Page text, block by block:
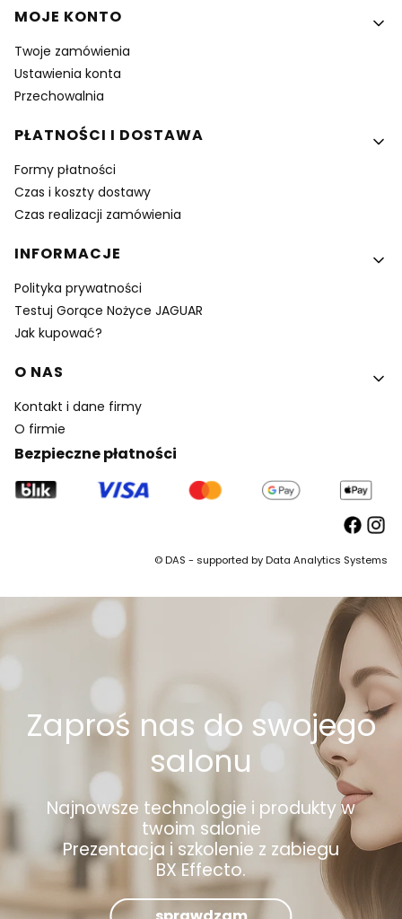
MOJE KONTO
Twoje zamówienia
Ustawienia konta
Przechowalnia
PŁATNOŚCI I DOSTAWA
Formy płatności
Czas i koszty dostawy
Czas realizacji zamówienia
INFORMACJE
Polityka prywatności
Testuj Gorące Nożyce JAGUAR
Jak kupować?
O NAS
Kontakt i dane firmy
O firmie
Bezpieczne płatności
© DAS - supported by Data Analytics Systems
Zaproś nas do swojego
salonu
Najnowsze technologie i produkty w
twoim salonie
Prezentacja i szkolenie z zabiegu
BX Effecto.